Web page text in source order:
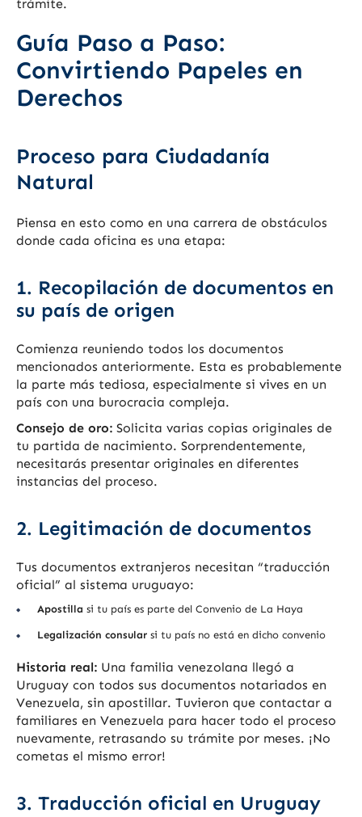
trámite.
Guía Paso a Paso:
Convirtiendo Papeles en
Derechos
Proceso para Ciudadanía
Natural
Piensa en esto como en una carrera de obstáculos
donde cada oficina es una etapa:
1. Recopilación de documentos en
su país de origen
Comienza reuniendo todos los documentos
mencionados anteriormente. Esta es probablemente
la parte más tediosa, especialmente si vives en un
país con una burocracia compleja.
Consejo de oro: Solicita varias copias originales de
tu partida de nacimiento. Sorprendentemente,
necesitarás presentar originales en diferentes
instancias del proceso.
2. Legitimación de documentos
Tus documentos extranjeros necesitan “traducción
oficial” al sistema uruguayo:
Apostilla si tu país es parte del Convenio de La Haya
Legalización consular si tu país no está en dicho convenio
Historia real: Una familia venezolana llegó a
Uruguay con todos sus documentos notariados en
Venezuela, sin apostillar. Tuvieron que contactar a
familiares en Venezuela para hacer todo el proceso
nuevamente, retrasando su trámite por meses. ¡No
cometas el mismo error!
3. Traducción oficial en Uruguay